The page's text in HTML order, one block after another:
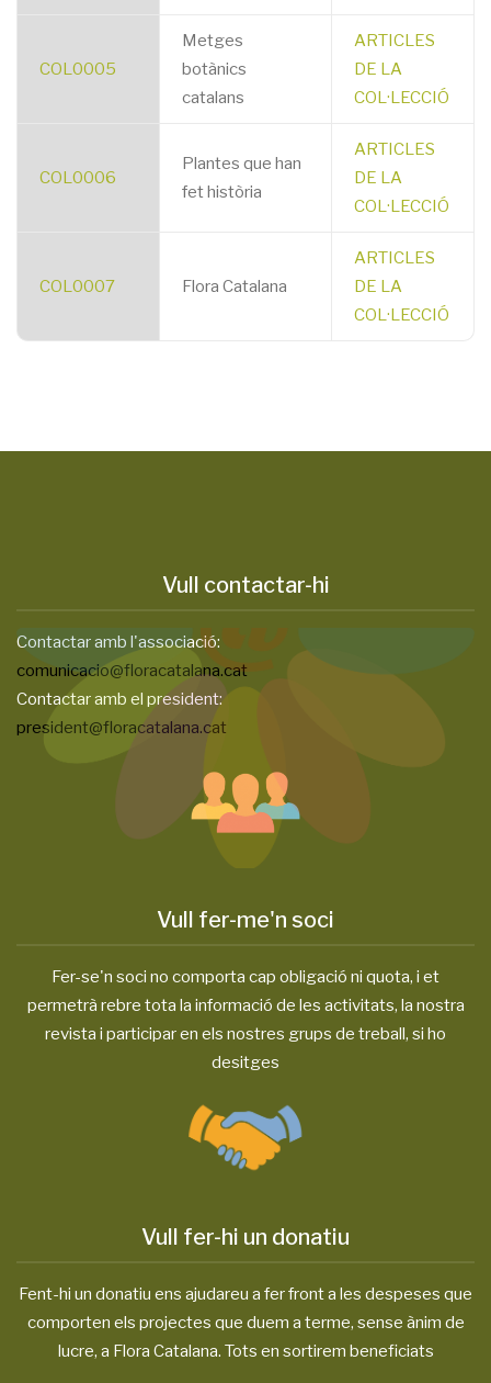
COL0005
Metges
botànics
catalans
ARTICLES
DE LA
COL·LECCIÓ
COL0006
Plantes que han
fet història
ARTICLES
DE LA
COL·LECCIÓ
COL0007 Flora Catalana
ARTICLES
DE LA
COL·LECCIÓ
Vull contactar-hi
Contactar amb l'associació:
comunicacio@floracatalana.cat
Contactar amb el president:
president@floracatalana.cat
Vull fer-me'n soci
Fer-se'n soci no comporta cap obligació ni quota, i et
permetrà rebre tota la informació de les activitats, la nostra
revista i participar en els nostres grups de treball, si ho
desitges
Vull fer-hi un donatiu
Fent-hi un donatiu ens ajudareu a fer front a les despeses que
comporten els projectes que duem a terme, sense ànim de
lucre, a Flora Catalana. Tots en sortirem beneficiats